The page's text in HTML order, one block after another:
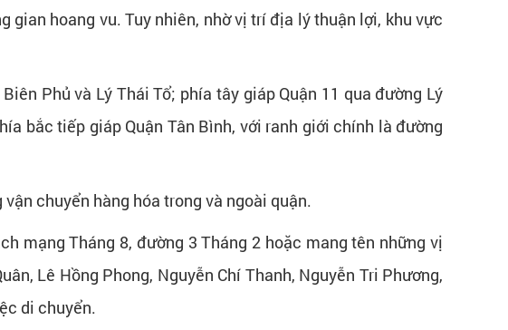
gian hoang vu. Tuy nhiên, nhờ vị trí địa lý thuận lợi, khu vực
Phủ và Lý Thái Tổ; phía tây giáp Quận 11 qua đường Lý
bắc tiếp giáp Quận Tân Bình, với ranh giới chính là đường
chuyển hàng hóa trong và ngoài quận.
mạng Tháng 8, đường 3 Tháng 2 hoặc mang tên những vị
Lê Hồng Phong, Nguyễn Chí Thanh, Nguyễn Tri Phương,
di chuyển.